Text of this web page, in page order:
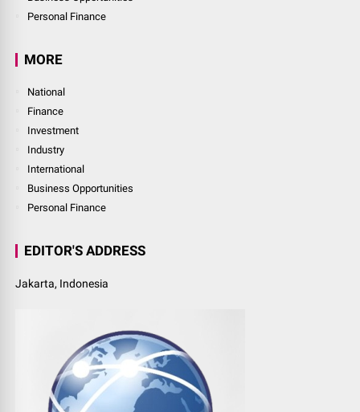
Personal Finance
MORE
National
Finance
Investment
Industry
International
Business Opportunities
Personal Finance
EDITOR'S ADDRESS
Jakarta, Indonesia